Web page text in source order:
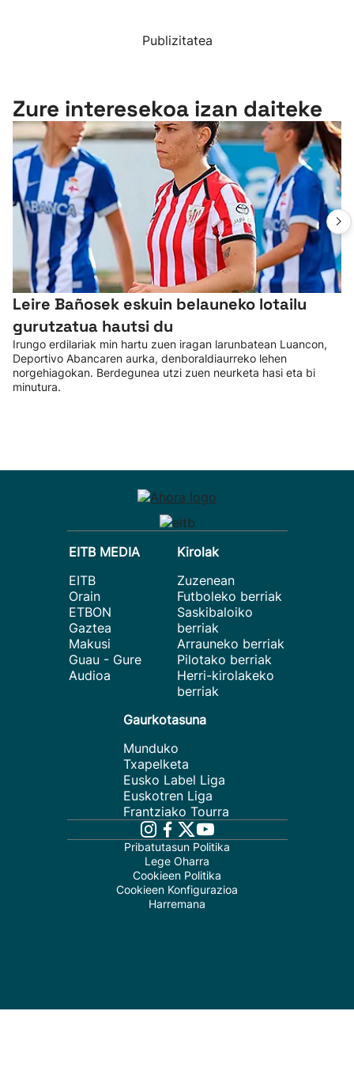
Publizitatea
Zure interesekoa izan daiteke
Leire Bañosek eskuin belauneko lotailu
gurutzatua hautsi du
Irungo erdilariak min hartu zuen iragan larunbatean Luancon,
Deportivo Abancaren aurka, denboraldiaurreko lehen
norgehiagokan. Berdegunea utzi zuen neurketa hasi eta bi
minutura.
EITB MEDIA
EITB
Orain
ETBON
Gaztea
Makusi
Guau - Gure
Audioa
Kirolak
Zuzenean
Futboleko berriak
Saskibaloiko
berriak
Arrauneko berriak
Pilotako berriak
Herri-kirolakeko
berriak
Gaurkotasuna
Munduko
Txapelketa
Eusko Label Liga
Euskotren Liga
Frantziako Tourra
Pribatutasun Politika
Lege Oharra
Cookieen Politika
Cookieen Konfigurazioa
Harremana